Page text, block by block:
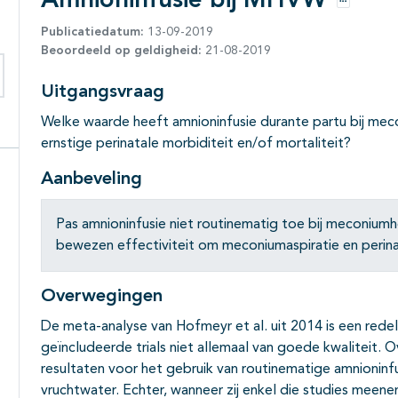
binnen deze richtlijn
Opties
Publicatiedatum: 13-09-2019
Beoordeeld op geldigheid: 21-08-2019
Uitgangsvraag
Welke waarde heeft amnioninfusie durante partu bij
ernstige perinatale morbiditeit en/of mortaliteit?
Aanbeveling
Pas amnioninfusie niet routinematig toe bij
bewezen effectiviteit om meconiumaspiratie en
Overwegingen
De meta-analyse van Hofmeyr et al. uit 2014 is een
geïncludeerde trials niet allemaal van goede kwaliteit.
resultaten voor het gebruik van routinematige
vruchtwater. Echter, wanneer zij enkel die studies